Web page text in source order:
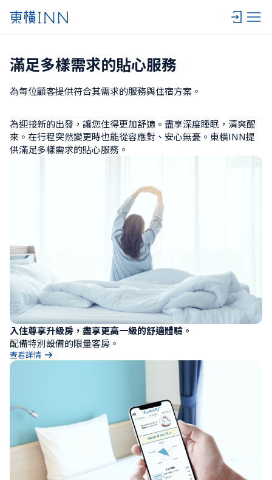
滿足多樣需求的貼心服務
為每位顧客提供符合其需求的服務與住宿方案。
為迎接新的出發，讓您住得更加舒適。盡享深度睡眠，清爽醒
來。在行程突然變更時也能從容應對、安心無憂。東橫INN提
供滿足多樣需求的貼心服務。
入住尊享升級房，盡享更高一級的舒適體驗。
配備特別設備的限量客房。
查看詳情